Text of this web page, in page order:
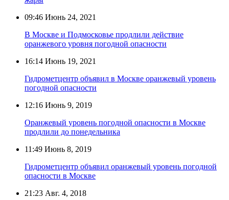
09:46 Июнь 24, 2021
В Москве и Подмосковье продлили действие
оранжевого уровня погодной опасности
16:14 Июнь 19, 2021
Гидрометцентр объявил в Москве оранжевый уровень
погодной опасности
12:16 Июнь 9, 2019
Оранжевый уровень погодной опасности в Москве
продлили до понедельника
11:49 Июнь 8, 2019
Гидрометцентр объявил оранжевый уровень погодной
опасности в Москве
21:23 Авг. 4, 2018